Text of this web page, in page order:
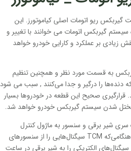
گیربکس ریو اتومات اصلی کیاموتورز. این
گیربکس اتومات می خوانند با تغییر و
زیادی بر عملکرد و کارایی خودرو خواهد
به قسمت مورد نظر و همچنین تنظیم
دنده‌ها را درگیر و جدا می‌کنند , سبب می شود
قرارگیری صحیح این قطعه در خودروها بسیار
شدن سیستم گیربکس خودرو خواهد شد.
شیر برقی و سنسور به ماژول کنترل
گیربکس (TCM) متصل می‌شود. هنگامی‌که TCM سیگنال‌هایی را از سنسورهای
الکتریکی را به شیر برقی در ساعت